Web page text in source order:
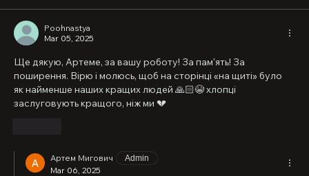
Poohnastya
Mar 05, 2025
Ще дякую, Артеме, за вашу роботу! За памʼять! За
поширення. Вірю і молюсь, щоб на сторінці «на щиті» було
як найменше наших кращих людей 🙏🏻😭 хлопці
заслуговують кращого, ніж ми 💔
Артем Мигович Admin
Mar 06, 2025